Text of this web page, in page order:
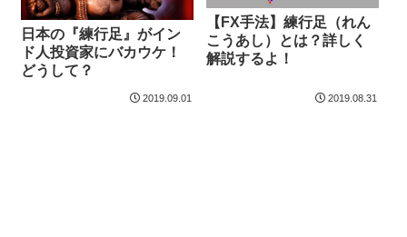
日本の『練行足』がイン
ド人投資家にバカウケ！
どうして？
2019.09.01
【FX手法】練行足（れん
こうあし）とは？詳しく
解説するよ！
2019.08.31